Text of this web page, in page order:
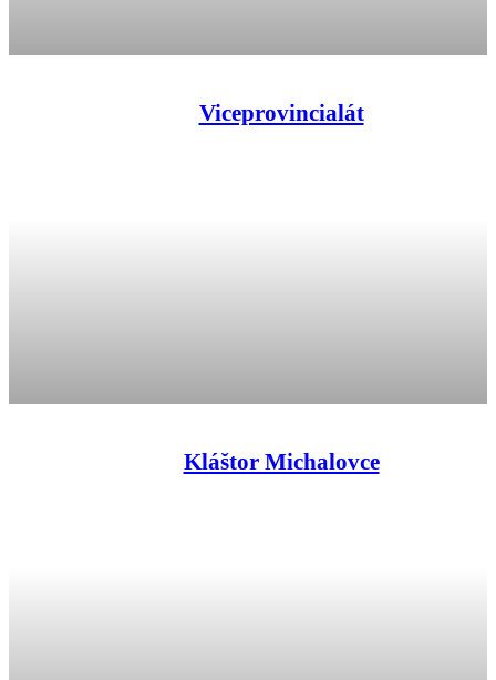
Viceprovincialát
Kláštor Michalovce